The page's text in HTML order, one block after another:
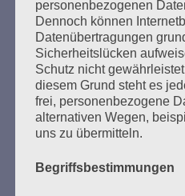
SUCHEN
NACH:
MARATHONLESUNG
VERBRANNTEN
personenbezogenen
Dennoch können
Datenübertragungen
Sicherheitslücken
Schutz nicht
diesem Grund steht es
frei, personenbezogene
alternativen Wegen,
uns zu übermitteln.
Begriffsbestimmungen